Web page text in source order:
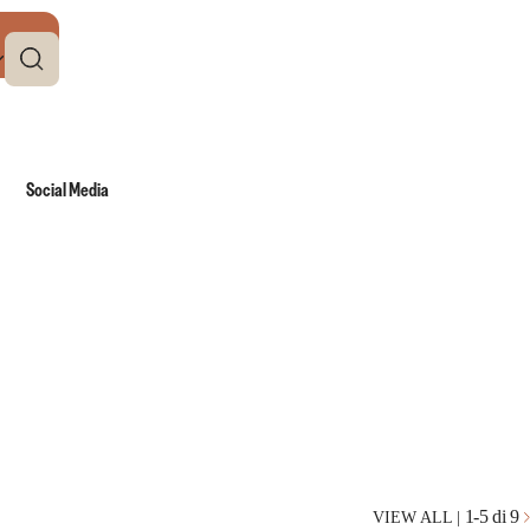
Social Media
VIEW ALL 1-5di 9